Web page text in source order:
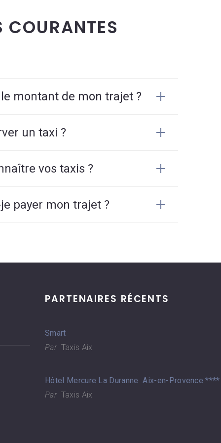
COURANTES
montant de mon trajet ?
un taxi ?
vos taxis ?
payer mon trajet ?
PARTENAIRES RÉCENTS
Smart
Par Taxis Aix
Hôtel Mercure La Duranne Aix-en-Provence ****
Par Taxis Aix